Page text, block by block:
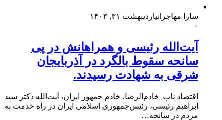
سارا مهاجرانیاردیبهشت ۳۱, ۱۴۰۳
۰
آیت‌الله رئیسی و همراهانش در پی
سانحه سقوط بالگرد در آذربایجان
شرقی به شهادت رسیدند.
اقتصاد ناب_خادم‌الرضا، خادم جمهور ایران، آیت‌الله دکتر سید
ابراهیم رئیسی، رئیس‌جمهوری اسلامی ایران در راه خدمت به
مردم در سانحه…